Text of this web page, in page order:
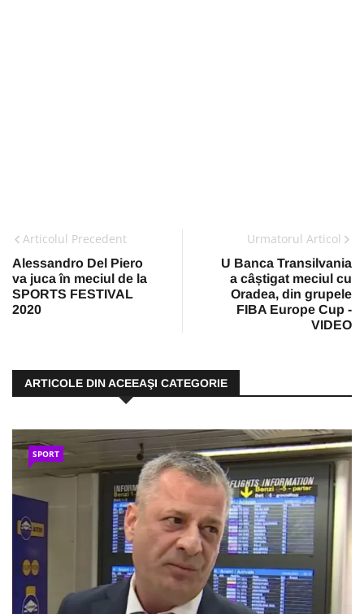
Articolul Precedent
Alessandro Del Piero
va juca în meciul de la
SPORTS FESTIVAL
2020
Urmatorul Articol
U Banca Transilvania
a câștigat meciul cu
Oradea, din grupele
FIBA Europe Cup -
VIDEO
ARTICOLE DIN ACEEAŞI CATEGORIE
SPORT